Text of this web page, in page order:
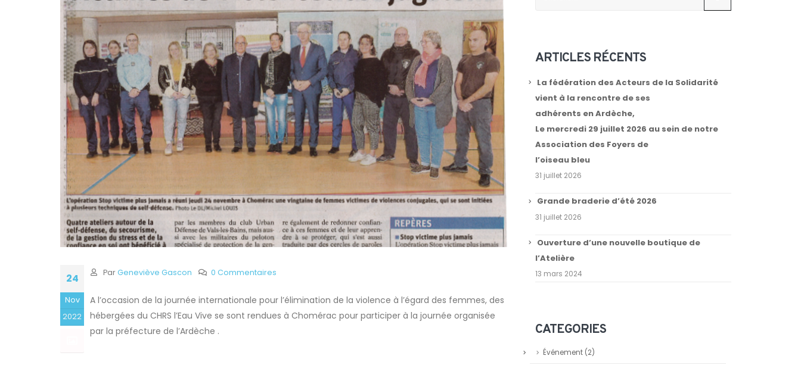
24
Nov
2022
ParGeneviève Gascon 0 Commentaires
A l’occasion de la journée internationale pour l’élimination de la violence à l’égard des femmes, des
hébergées du CHRS l’Eau Vive se sont rendues à Chomérac pour participer à la journée organisée
par la préfecture de l’Ardèche .
ARTICLES RÉCENTS
La fédération des Acteurs de la Solidarité
vient à la rencontre de ses
adhérents en Ardèche,
Le mercredi 29 juillet 2026 au sein de notre
Association des Foyers de
l’oiseau bleu
31 juillet 2026
Grande braderie d’été 2026
31 juillet 2026
Ouverture d’une nouvelle boutique de
l’Atelière
13 mars 2024
CATEGORIES
Événement (2)